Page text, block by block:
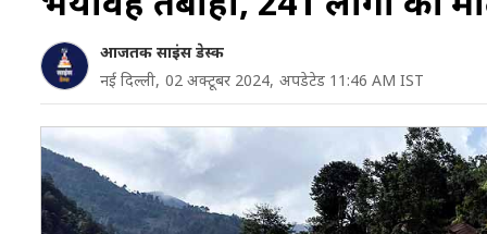
आजतक साइंस डेस्क
नई दिल्ली, 02 अक्टूबर 2024, अपडेटेड 11:46 AM IST